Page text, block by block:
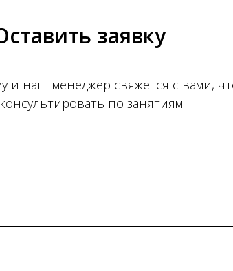
заявку
и наш менеджер свяжется с вами,
по занятиям